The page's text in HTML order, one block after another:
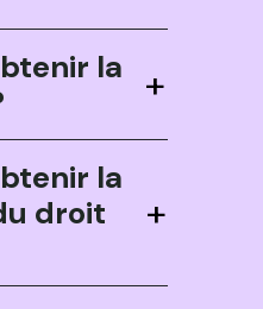
la
+
la
droit
+